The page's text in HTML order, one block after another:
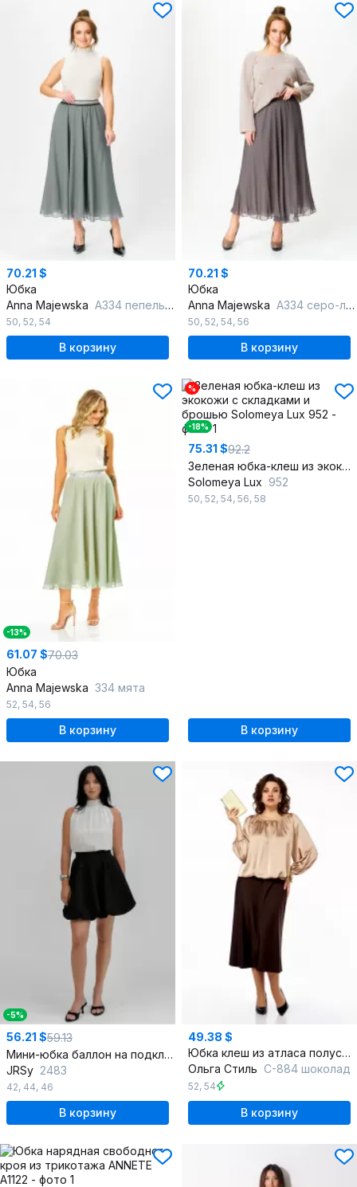
70.21 $
Юбка
Anna Majewska А334 пепельно-фиолетовый
50, 52, 54
В корзину
70.21 $
Юбка
Anna Majewska А334 серо-лавандовый
50, 52, 54, 56
В корзину
-13%
61.07 $70.03
Юбка
Anna Majewska 334 мята
52, 54, 56
В корзину
%
-18%
75.31 $92.2
Зеленая юбка-клеш из экокожи с складками и брошью
Solomeya Lux 952
50, 52, 54, 56, 58
В корзину
-5%
56.21 $59.13
Мини-юбка баллон на подкладке с эластичным поясом
JRSy 2483
42, 44, 46
В корзину
49.38 $
Юбка клеш из атласа полусолнце длина до икры
Ольга Стиль С-884 шоколад
52, 54
В корзину